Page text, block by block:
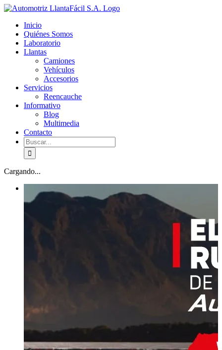
Skip
content
facebook
youtube
Inicio
Quiénes Somos
Laboratorio
Llantas
Camiones
Vehículos
Accesorios
Servicios
Reencauche
Informativo
Blog
Multimedia
Contacto
Buscar:
Cargando...